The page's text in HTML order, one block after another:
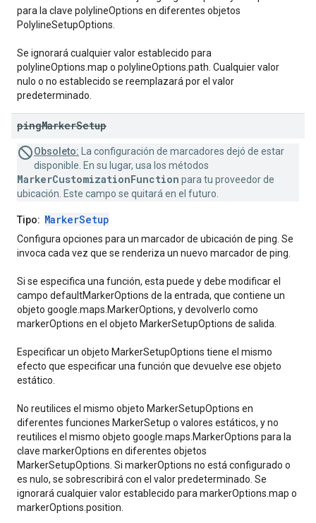
para la clave polylineOptions en diferentes objetos
PolylineSetupOptions.
Se ignorará cualquier valor establecido para
polylineOptions.map o polylineOptions.path. Cualquier valor
nulo o no establecido se reemplazará por el valor
predeterminado.
pingMarkerSetup
Obsoleto: La configuración de marcadores dejó de estar
disponible. En su lugar, usa los métodos
MarkerCustomizationFunction para tu proveedor de
ubicación. Este campo se quitará en el futuro.
Tipo: MarkerSetup
Configura opciones para un marcador de ubicación de ping. Se
invoca cada vez que se renderiza un nuevo marcador de ping.
Si se especifica una función, esta puede y debe modificar el
campo defaultMarkerOptions de la entrada, que contiene un
objeto google.maps.MarkerOptions, y devolverlo como
markerOptions en el objeto MarkerSetupOptions de salida.
Especificar un objeto MarkerSetupOptions tiene el mismo
efecto que especificar una función que devuelve ese objeto
estático.
No reutilices el mismo objeto MarkerSetupOptions en
diferentes funciones MarkerSetup o valores estáticos, y no
reutilices el mismo objeto google.maps.MarkerOptions para la
clave markerOptions en diferentes objetos
MarkerSetupOptions. Si markerOptions no está configurado o
es nulo, se sobrescribirá con el valor predeterminado. Se
ignorará cualquier valor establecido para markerOptions.map o
markerOptions.position.